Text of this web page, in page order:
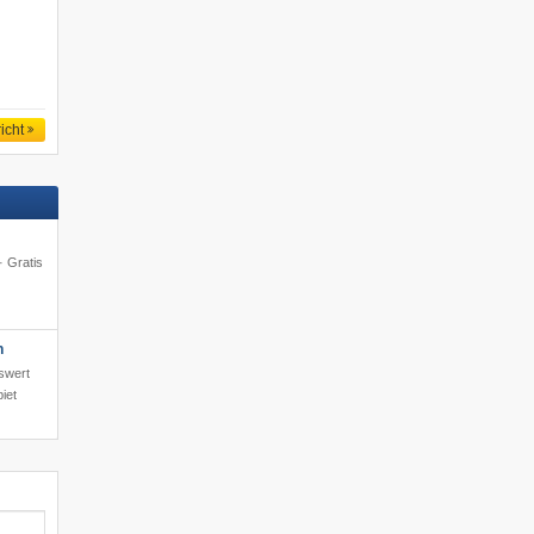
Gratis